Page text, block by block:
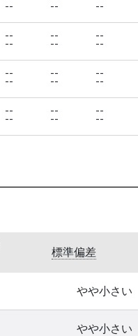
-- -- --
--
--
--
--
--
--
--
--
--
--
--
--
--
--
--
--
--
--
標準偏差
やや小さい
やや小さい